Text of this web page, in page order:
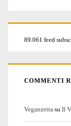
89.061 feed
COMMENTI
Veganzetta su Il